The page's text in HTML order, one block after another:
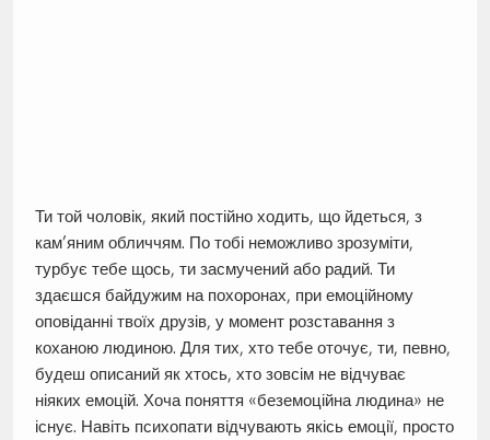
Ти той чоловік, який постійно ходить, що йдеться, з
кам’яним обличчям. По тобі неможливо зрозуміти,
турбує тебе щось, ти засмучений або радий. Ти
здаєшся байдужим на похоронах, при емоційному
оповіданні твоїх друзів, у момент розставання з
коханою людиною. Для тих, хто тебе оточує, ти, певно,
будеш описаний як хтось, хто зовсім не відчуває
ніяких емоцій. Хоча поняття «беземоційна людина» не
існує. Навіть психопати відчувають якісь емоції, просто